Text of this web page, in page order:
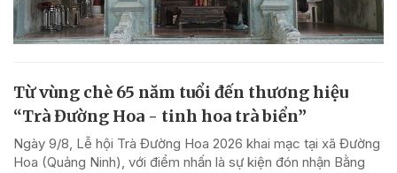
Từ vùng chè 65 năm tuổi đến thương hiệu
“Trà Đường Hoa - tinh hoa trà biển”
Ngày 9/8, Lễ hội Trà Đường Hoa 2026 khai mạc tại xã Đường
Hoa (Quảng Ninh), với điểm nhấn là sự kiện đón nhận Bằng